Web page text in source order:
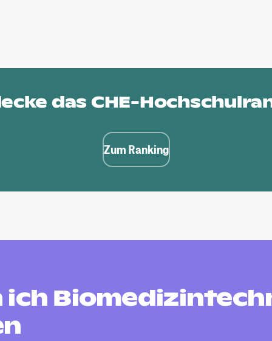
das CHE-
Zum Ranking
ich